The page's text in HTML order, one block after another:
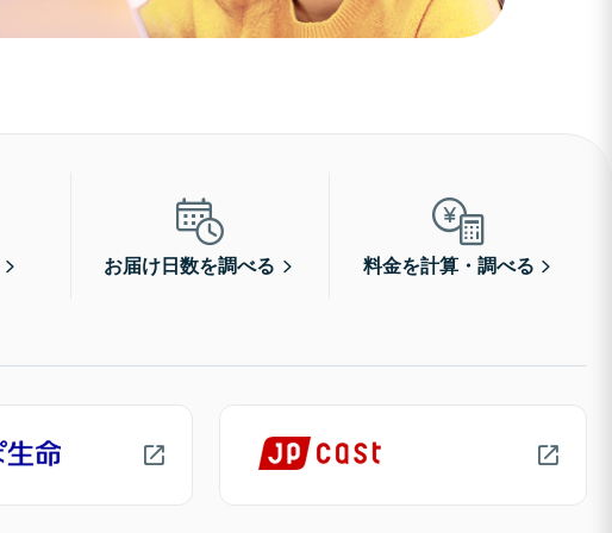
お届け日数を調べる 料金を計算・調べる